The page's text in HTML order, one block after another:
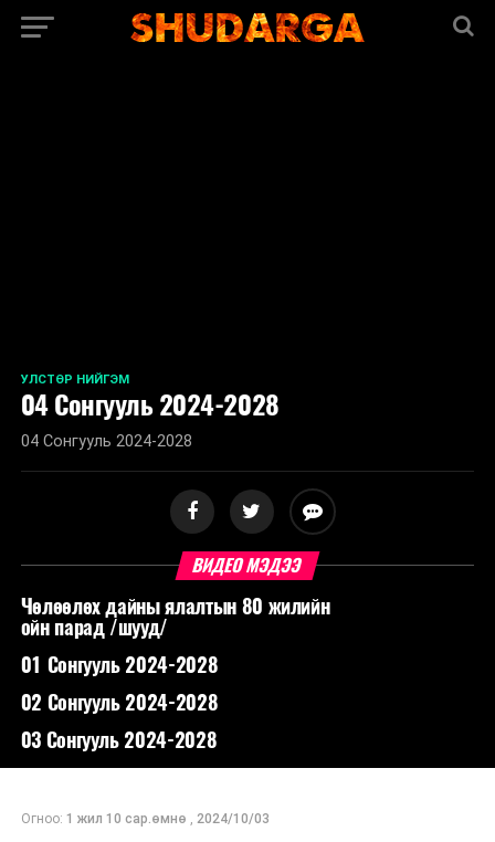
УЛСТӨР НИЙГЭМ
04 Сонгууль 2024-2028
04 Сонгууль 2024-2028
ВИДЕО МЭДЭЭ
Чөлөөлөх дайны ялалтын 80 жилийн
ойн парад /шууд/
01 Сонгууль 2024-2028
02 Сонгууль 2024-2028
03 Сонгууль 2024-2028
Огноо: 1 жил 10 сар.өмнө , 2024/10/03